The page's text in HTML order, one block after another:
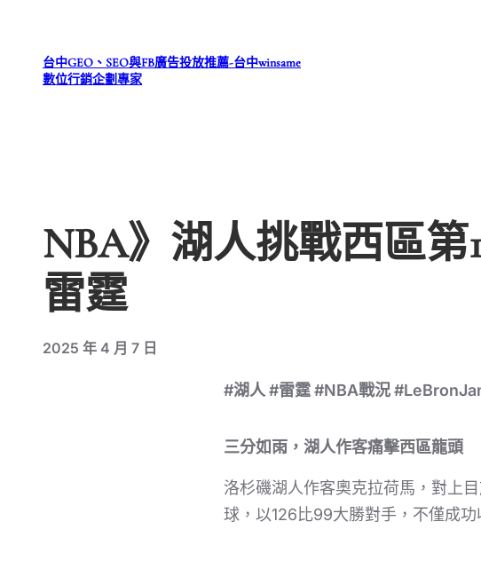
台中GEO、SEO與FB廣告投放推薦-台中winsame
數位行銷企劃專家
NBA》湖人挑戰西區第
雷霆
2025 年 4 月 7 日
#湖人 #雷霆 #NBA戰況
三分如雨，湖人作客痛擊西區龍頭
洛杉磯湖人作客奧克拉荷馬，對上
球，以126比99大勝對手，不僅成